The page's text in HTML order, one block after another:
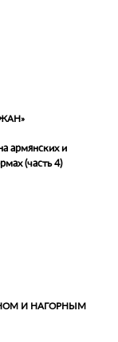
армянских и
(часть 4)
И НАГОРНЫМ